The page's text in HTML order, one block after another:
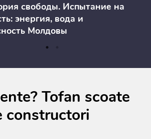
свободы. Испытание на
энергия, вода и
Молдовы
Tofan scoate
constructori